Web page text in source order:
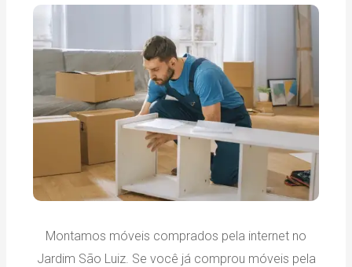
Montamos móveis comprados pela internet no
Jardim São Luiz. Se você já comprou móveis pela